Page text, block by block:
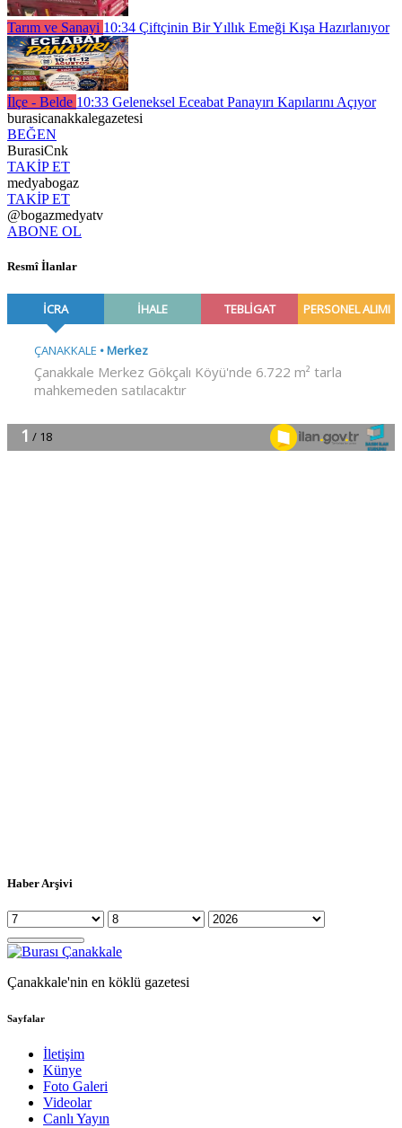
Tarım ve Sanayi 10:34 Çiftçinin Bir Yıllık Emeği Kışa Hazırlanıyor
İlçe - Belde 10:33 Geleneksel Eceabat Panayırı Kapılarını Açıyor
burasicanakkalegazetesi
BEĞEN
BurasiCnk
TAKİP ET
medyabogaz
TAKİP ET
@bogazmedyatv
ABONE OL
Resmî İlanlar
Haber Arşivi
Çanakkale'nin en köklü gazetesi
Sayfalar
İletişim
Künye
Foto Galeri
Videolar
Canlı Yayın